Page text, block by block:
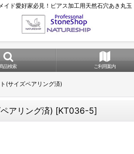
イド愛好家必見！ピアス加工用天然石穴あき丸玉
品検索 ご利用案内
(サイズペアリング済)
アリング済) [KT036-5]